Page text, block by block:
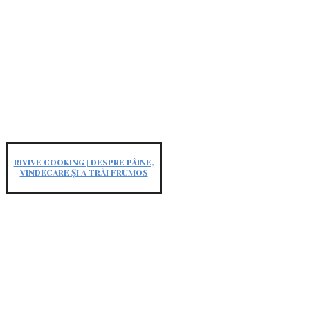
RIVIVE COOKING | DESPRE PÂINE,
VINDECARE ȘI A TRĂI FRUMOS